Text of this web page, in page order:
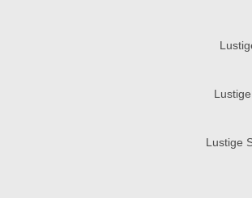
Lustige